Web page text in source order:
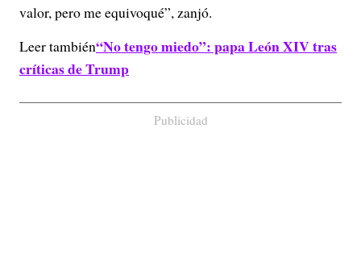
valor, pero me equivoqué”, zanjó.
Leer también“No tengo miedo”: papa León XIV tras
críticas de Trump
Publicidad